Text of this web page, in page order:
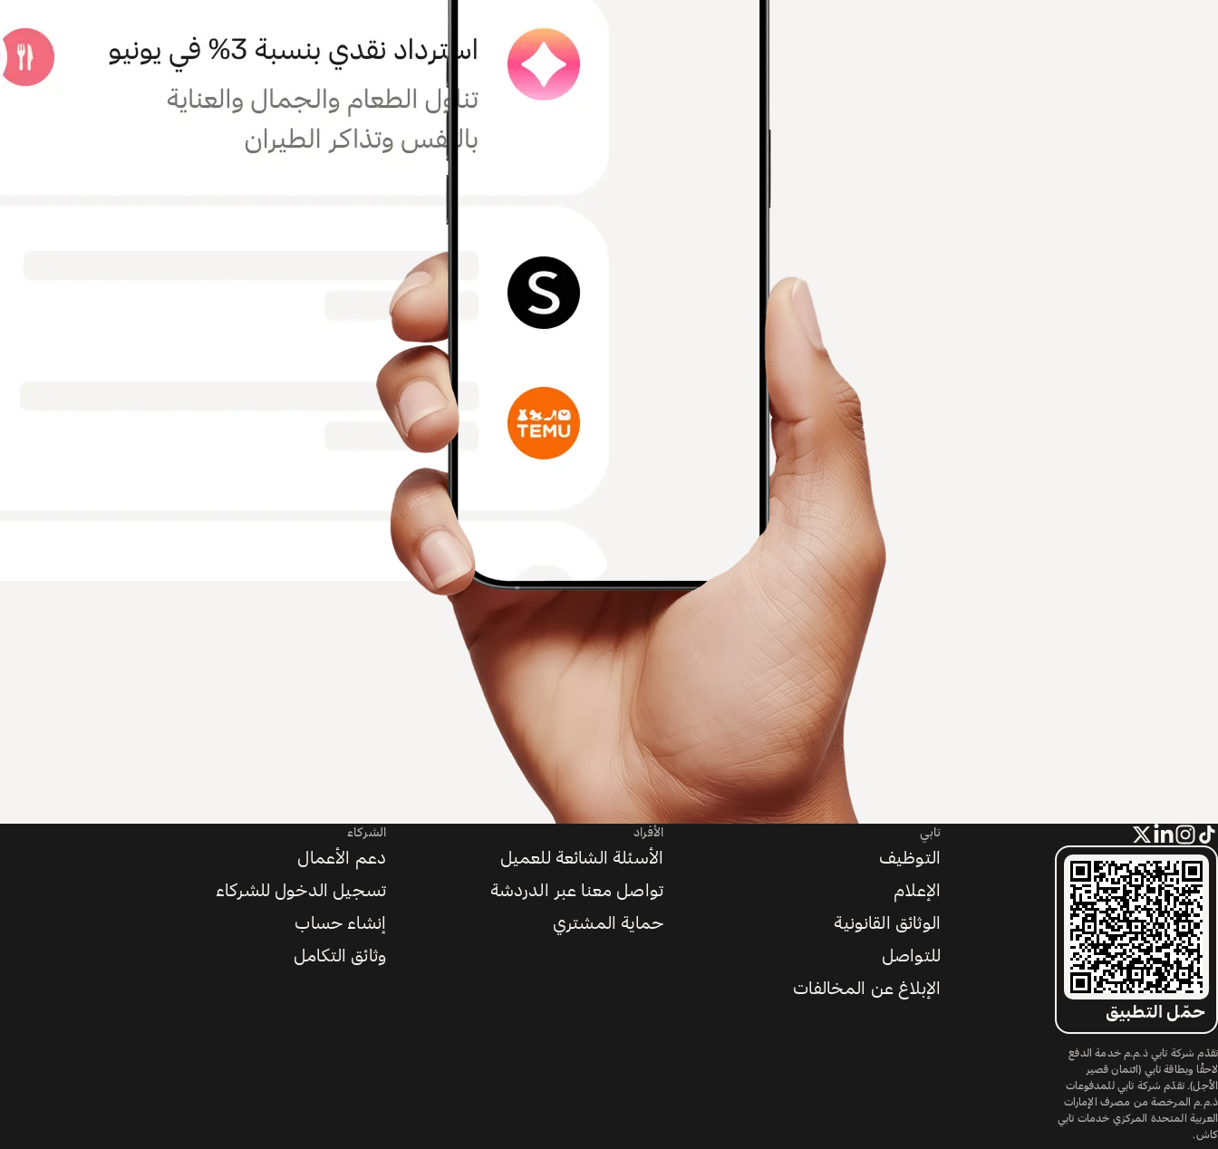
حمّل التطبيق
تقدّم شركة تابي ذ.م.م خدمة الدفع
لاحقًا وبطاقة تابي (ائتمان قصير
الأجل). تقدّم شركة تابي للمدفوعات
ذ.م.م المرخصة من مصرف الإمارات
العربية المتحدة المركزي خدمات تابي
كاش.
تابي
التوظيف
الإعلام
الوثائق القانونية
للتواصل
الإبلاغ عن المخالفات
الأفراد
الأسئلة الشائعة للعميل
تواصل معنا عبر الدردشة
حماية المشتري
الشركاء
دعم الأعمال
تسجيل الدخول للشركاء
إنشاء حساب
وثائق التكامل